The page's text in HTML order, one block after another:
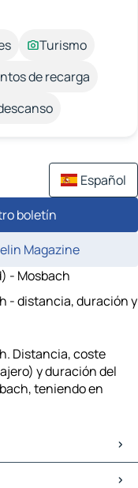
Turismo
de recarga
Español
boletín
Magazine
- Mosbach
- distancia, duración y
Distancia, coste
y duración del
teniendo en